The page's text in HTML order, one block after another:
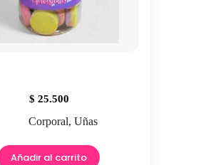
$ 25.500
Corporal,Uñas
Añadir al carrito